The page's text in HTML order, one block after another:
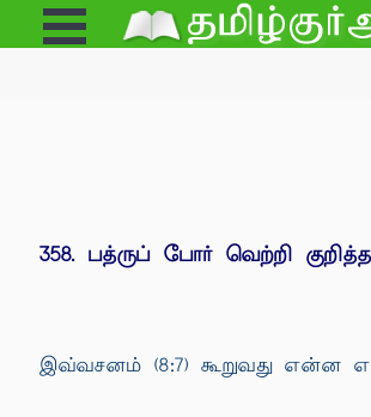
Open
Menu
358. பத்ருப் போர் வெற்றி
இவ்வசனம் (8:7) கூறுவது என்ன